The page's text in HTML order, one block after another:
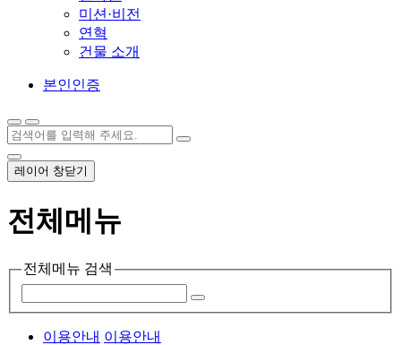
미션·비전
연혁
건물 소개
본인인증
레이어 창닫기
전체메뉴
전체메뉴 검색
이용안내 이용안내